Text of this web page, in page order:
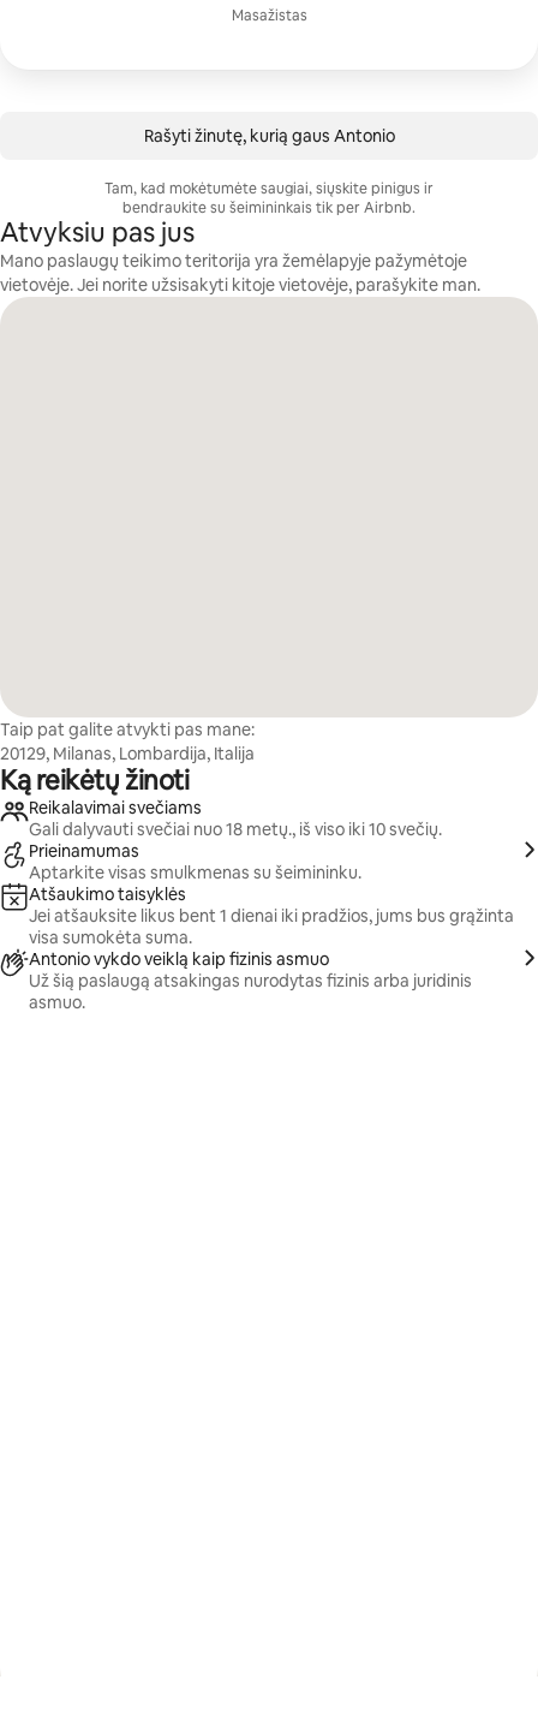
Masažistas
Rašyti žinutę, kurią gaus Antonio
Tam, kad mokėtumėte saugiai, siųskite pinigus ir
bendraukite su šeimininkais tik per Airbnb.
Atvyksiu pas jus
Mano paslaugų teikimo teritorija yra žemėlapyje pažymėtoje
vietovėje. Jei norite užsisakyti kitoje vietovėje, parašykite man.
Taip pat galite atvykti pas mane:
20129, Milanas, Lombardija, Italija
Ką reikėtų žinoti
Reikalavimai svečiams
Gali dalyvauti svečiai nuo 18 metų., iš viso iki 10 svečių.
Prieinamumas
Aptarkite visas smulkmenas su šeimininku.
Atšaukimo taisyklės
Jei atšauksite likus bent 1 dienai iki pradžios, jums bus grąžinta
visa sumokėta suma.
Antonio vykdo veiklą kaip fizinis asmuo
Už šią paslaugą atsakingas nurodytas fizinis arba juridinis
asmuo.